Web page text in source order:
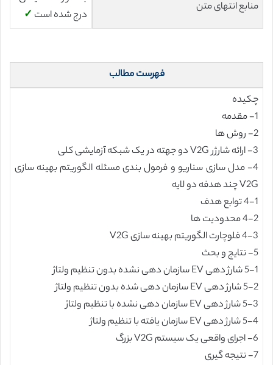
منابع انتهای متن
درج شده است ✓
فهرست مطالب
چکیده
1- مقدمه
2- روش ها
3- ارائه شارژر V2G دو جهته در یک شبکه آزمایشی کلی
4- مدل سازی سناریو و فرمول بندی مسئله الگوریتم بهینه سازی
V2G چند هدفه دو لایه
4-1 توابع هدف
4-2 محدودیت ها
4-3 فلوچارت الگوریتم بهینه سازی V2G
5- نتایج و بحث
5-1 شارژ دهی EV سازمان دهی نشده بدون تنظیم ولتاژ
5-2 شارژ دهی EV سازمان دهی شده بدون تنظیم ولتاژ
5-3 شارژ دهی EV سازمان دهی نشده با تنظیم ولتاژ
5-4 شارژ دهی EV سازمان یافته با تنظیم ولتاژ
6- اجرای واقعی یک سیستم V2G بزرگ
7- نتیجه گیری